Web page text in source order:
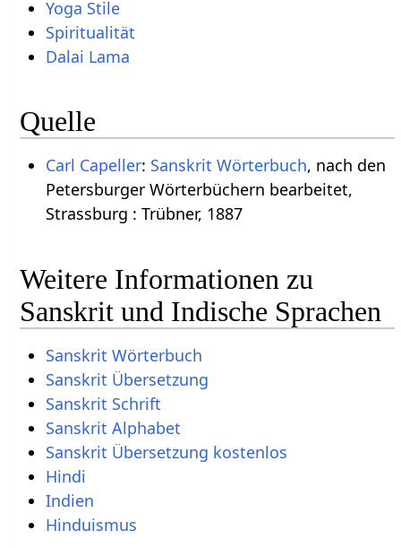
Yoga Stile
Spiritualität
Dalai Lama
Quelle
Carl Capeller: Sanskrit Wörterbuch, nach den
Petersburger Wörterbüchern bearbeitet,
Strassburg : Trübner, 1887
Weitere Informationen zu
Sanskrit und Indische Sprachen
Sanskrit Wörterbuch
Sanskrit Übersetzung
Sanskrit Schrift
Sanskrit Alphabet
Sanskrit Übersetzung kostenlos
Hindi
Indien
Hinduismus